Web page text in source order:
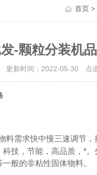
首页 >
-颗粒分装机
更新时间：2022-05-30 点
料需求快中慢三速调节
技，节能，高品质，*
般的非粘性固体物料。